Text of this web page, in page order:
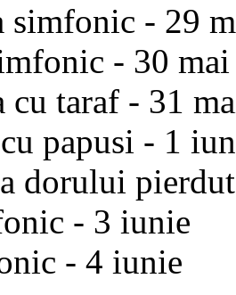
simfonic - 29
- 30 mai
cu taraf - 31
papusi - 1
dorului
- 3 iunie
- 4 iunie